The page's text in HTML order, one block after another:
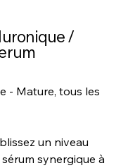
/
- Mature, tous les
un niveau
synergique à